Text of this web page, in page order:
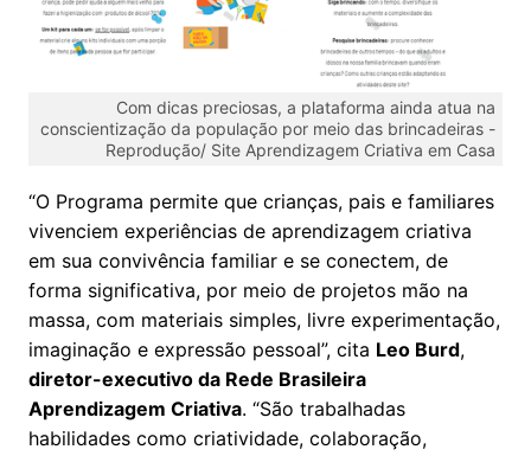
Com dicas preciosas, a plataforma ainda atua na
conscientização da população por meio das brincadeiras -
Reprodução/ Site Aprendizagem Criativa em Casa
“O Programa permite que crianças, pais e familiares
vivenciem experiências de aprendizagem criativa
em sua convivência familiar e se conectem, de
forma significativa, por meio de projetos mão na
massa, com materiais simples, livre experimentação,
imaginação e expressão pessoal”, cita Leo Burd,
diretor-executivo da Rede Brasileira
Aprendizagem Criativa. “São trabalhadas
habilidades como criatividade, colaboração,